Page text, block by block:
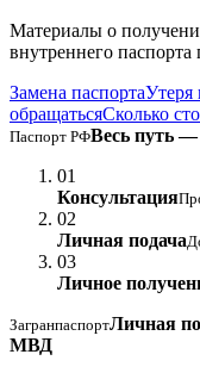
Материалы о
внутреннего
Замена паспортаУтеря
обращатьсяСколько
Паспорт РФВесь путь
01
Консультация
02
Личная подача
03
Личное
ЗагранпаспортЛичная
МВД